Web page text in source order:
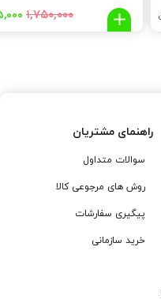
قیمت
۱,۷۵۰,۰۰۰
راهنمای مشتریان
سوالات متداول
روش های مرجوعی کالا
پیگیری سفارشات
خرید سازمانی